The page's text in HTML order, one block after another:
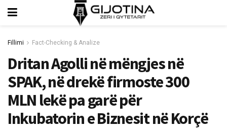
Fillimi Fact-Checking & Analize
Dritan Agolli në mëngjes në
SPAK, në drekë firmoste 300
MLN lekë pa garë për
Inkubatorin e Biznesit në Korçë